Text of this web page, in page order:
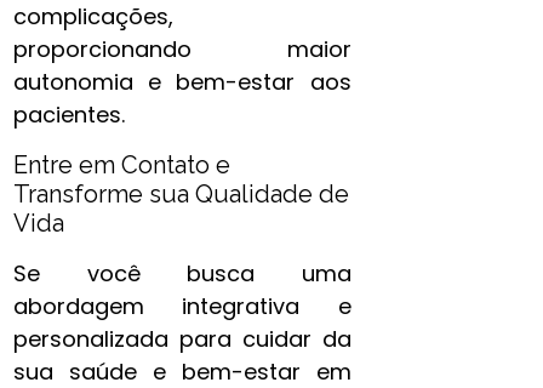
complicações,
proporcionando maior
autonomia e bem-estar aos
pacientes.
Entre em Contato e
Transforme sua Qualidade de
Vida
Se você busca uma
abordagem integrativa e
personalizada para cuidar da
sua saúde e bem-estar em